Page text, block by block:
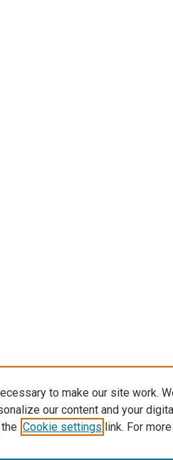
to make our site work.
our content and your
Cookie settings link. For